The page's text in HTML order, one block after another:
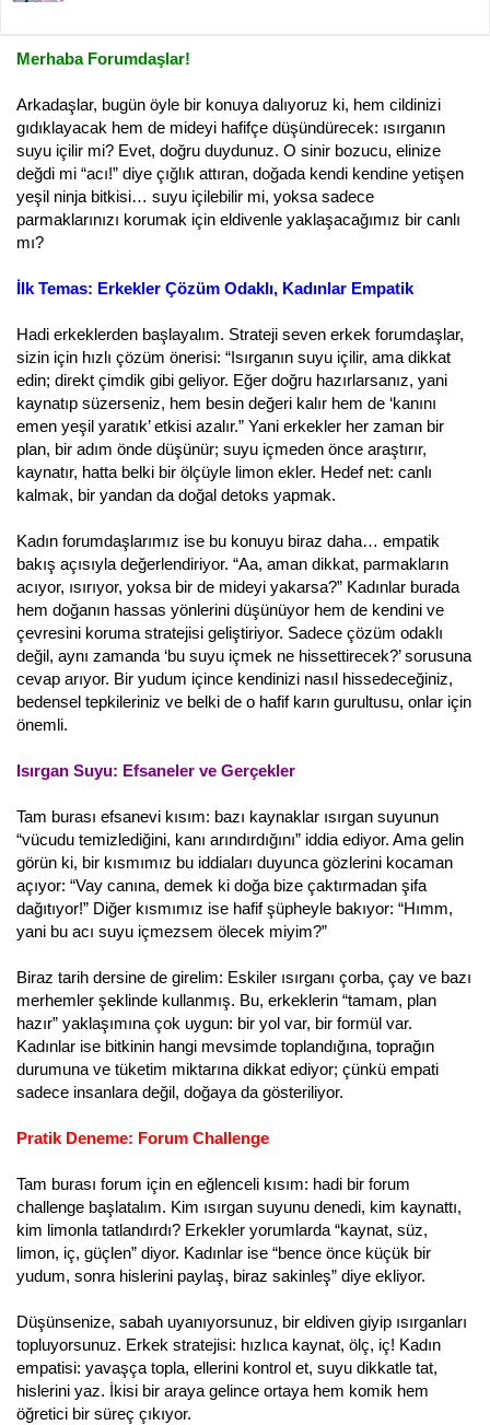
ş
t
n
r
h
i
Merhaba Forumdaşlar!
Arkadaşlar, bugün öyle bir konuya dalıyoruz ki, hem cildinizi
gıdıklayacak hem de mideyi hafifçe düşündürecek: ısırganın
suyu içilir mi? Evet, doğru duydunuz. O sinir bozucu, elinize
değdi mi “acı!” diye çığlık attıran, doğada kendi kendine yetişen
yeşil ninja bitkisi… suyu içilebilir mi, yoksa sadece
parmaklarınızı korumak için eldivenle yaklaşacağımız bir canlı
mı?
İlk Temas: Erkekler Çözüm Odaklı, Kadınlar Empatik
Hadi erkeklerden başlayalım. Strateji seven erkek forumdaşlar,
sizin için hızlı çözüm önerisi: “Isırganın suyu içilir, ama dikkat
edin; direkt çimdik gibi geliyor. Eğer doğru hazırlarsanız, yani
kaynatıp süzerseniz, hem besin değeri kalır hem de ‘kanını
emen yeşil yaratık’ etkisi azalır.” Yani erkekler her zaman bir
plan, bir adım önde düşünür; suyu içmeden önce araştırır,
kaynatır, hatta belki bir ölçüyle limon ekler. Hedef net: canlı
kalmak, bir yandan da doğal detoks yapmak.
Kadın forumdaşlarımız ise bu konuyu biraz daha… empatik
bakış açısıyla değerlendiriyor. “Aa, aman dikkat, parmakların
acıyor, ısırıyor, yoksa bir de mideyi yakarsa?” Kadınlar burada
hem doğanın hassas yönlerini düşünüyor hem de kendini ve
çevresini koruma stratejisi geliştiriyor. Sadece çözüm odaklı
değil, aynı zamanda ‘bu suyu içmek ne hissettirecek?’ sorusuna
cevap arıyor. Bir yudum içince kendinizi nasıl hissedeceğiniz,
bedensel tepkileriniz ve belki de o hafif karın gurultusu, onlar için
önemli.
Isırgan Suyu: Efsaneler ve Gerçekler
Tam burası efsanevi kısım: bazı kaynaklar ısırgan suyunun
“vücudu temizlediğini, kanı arındırdığını” iddia ediyor. Ama gelin
görün ki, bir kısmımız bu iddiaları duyunca gözlerini kocaman
açıyor: “Vay canına, demek ki doğa bize çaktırmadan şifa
dağıtıyor!” Diğer kısmımız ise hafif şüpheyle bakıyor: “Hımm,
yani bu acı suyu içmezsem ölecek miyim?”
Biraz tarih dersine de girelim: Eskiler ısırganı çorba, çay ve bazı
merhemler şeklinde kullanmış. Bu, erkeklerin “tamam, plan
hazır” yaklaşımına çok uygun: bir yol var, bir formül var.
Kadınlar ise bitkinin hangi mevsimde toplandığına, toprağın
durumuna ve tüketim miktarına dikkat ediyor; çünkü empati
sadece insanlara değil, doğaya da gösteriliyor.
Pratik Deneme: Forum Challenge
Tam burası forum için en eğlenceli kısım: hadi bir forum
challenge başlatalım. Kim ısırgan suyunu denedi, kim kaynattı,
kim limonla tatlandırdı? Erkekler yorumlarda “kaynat, süz,
limon, iç, güçlen” diyor. Kadınlar ise “bence önce küçük bir
yudum, sonra hislerini paylaş, biraz sakinleş” diye ekliyor.
Düşünsenize, sabah uyanıyorsunuz, bir eldiven giyip ısırganları
topluyorsunuz. Erkek stratejisi: hızlıca kaynat, ölç, iç! Kadın
empatisi: yavaşça topla, ellerini kontrol et, suyu dikkatle tat,
hislerini yaz. İkisi bir araya gelince ortaya hem komik hem
öğretici bir süreç çıkıyor.